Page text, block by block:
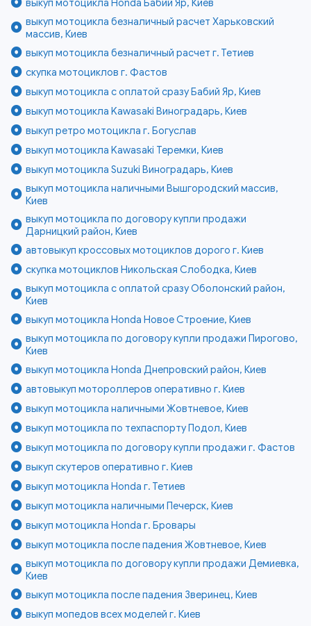
выкуп мотоцикла Honda Бабий Яр, Киев
выкуп мотоцикла безналичный расчет Харьковский
массив, Киев
выкуп мотоцикла безналичный расчет г. Тетиев
скупка мотоциклов г. Фастов
выкуп мотоцикла с оплатой сразу Бабий Яр, Киев
выкуп мотоцикла Kawasaki Виноградарь, Киев
выкуп ретро мотоцикла г. Богуслав
выкуп мотоцикла Kawasaki Теремки, Киев
выкуп мотоцикла Suzuki Виноградарь, Киев
выкуп мотоцикла наличными Вышгородский массив,
Киев
выкуп мотоцикла по договору купли продажи
Дарницкий район, Киев
автовыкуп кроссовых мотоциклов дорого г. Киев
скупка мотоциклов Никольская Слободка, Киев
выкуп мотоцикла с оплатой сразу Оболонский район,
Киев
выкуп мотоцикла Honda Новое Строение, Киев
выкуп мотоцикла по договору купли продажи Пирогово,
Киев
выкуп мотоцикла Honda Днепровский район, Киев
автовыкуп мотороллеров оперативно г. Киев
выкуп мотоцикла наличными Жовтневое, Киев
выкуп мотоцикла по техпаспорту Подол, Киев
выкуп мотоцикла по договору купли продажи г. Фастов
выкуп скутеров оперативно г. Киев
выкуп мотоцикла Honda г. Тетиев
выкуп мотоцикла наличными Печерск, Киев
выкуп мотоцикла Honda г. Бровары
выкуп мотоцикла после падения Жовтневое, Киев
выкуп мотоцикла по договору купли продажи Демиевка,
Киев
выкуп мотоцикла после падения Зверинец, Киев
выкуп мопедов всех моделей г. Киев